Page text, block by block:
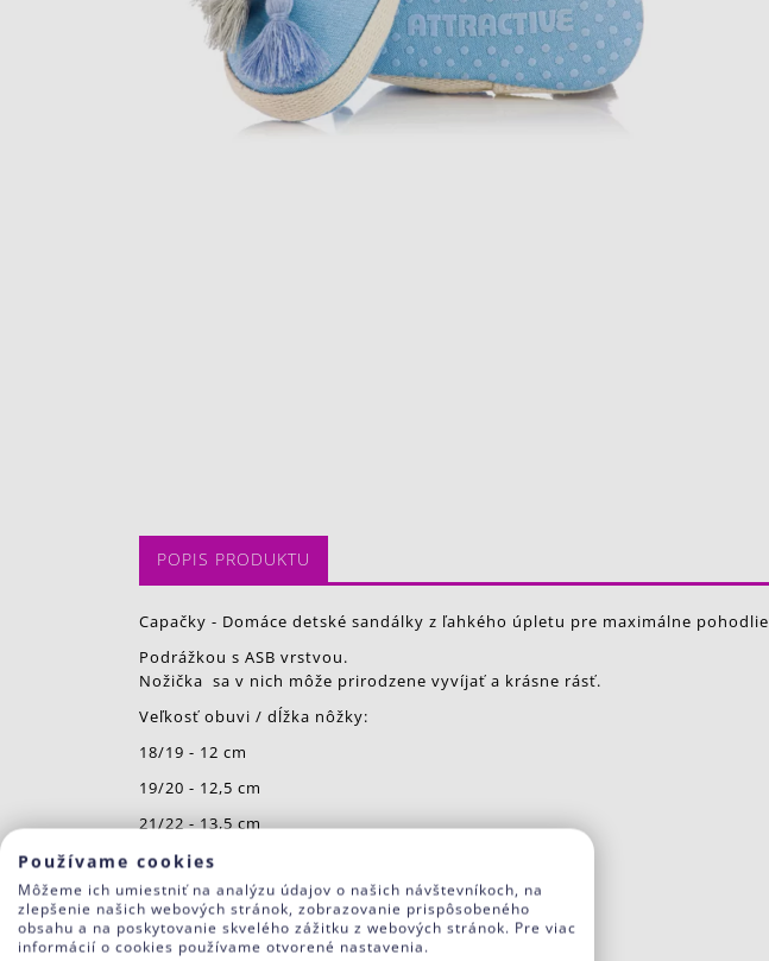
POPIS PRODUKTU
Capačky - Domáce detské sandálky z ľahkého úpletu pre maximálne
Podrážkou s ASB vrstvou.
Nožička sa v nich môže prirodzene vyvíjať a krásne rásť.
Veľkosť obuvi / dĺžka nôžky:
18/19 - 12 cm
19/20 - 12,5 cm
21/22 - 13,5 cm
Materiál:
100% polyester - vrch
100% bavlna - vnútro topánočky
Používame cookies
Môžeme ich umiestniť na analýzu údajov o našich návštevníkoch, na
zlepšenie našich webových stránok, zobrazovanie prispôsobeného
obsahu a na poskytovanie skvelého zážitku z webových stránok. Pre viac
informácií o cookies používame otvorené nastavenia.